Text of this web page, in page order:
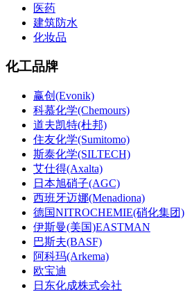
医药
建筑防水
化妆品
化工品牌
赢创(Evonik)
科慕化学(Chemours)
道夫凯特(杜邦)
住友化学(Sumitomo)
斯泰化学(SILTECH)
艾仕得(Axalta)
日本旭硝子(AGC)
西班牙迈娜(Menadiona)
德国NITROCHEMIE(硝化集团)
伊斯曼(美国)EASTMAN
巴斯夫(BASF)
阿科玛(Arkema)
欧宝迪
日东化成株式会社